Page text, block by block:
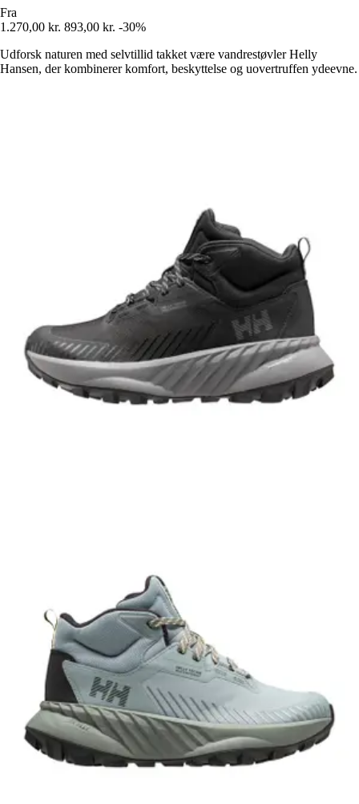
Fra
1.270,00 kr. 893,00 kr. -30%
Udforsk naturen med selvtillid takket være vandrestøvler Helly
Hansen, der kombinerer komfort, beskyttelse og uovertruffen ydeevne.